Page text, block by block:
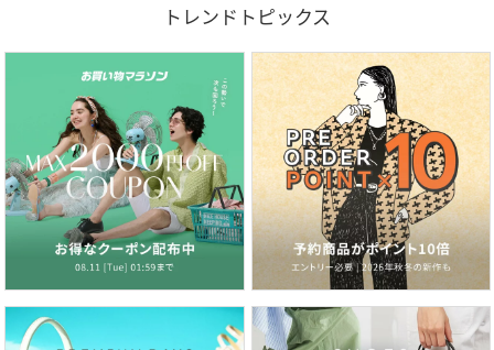
トレンドトピックス